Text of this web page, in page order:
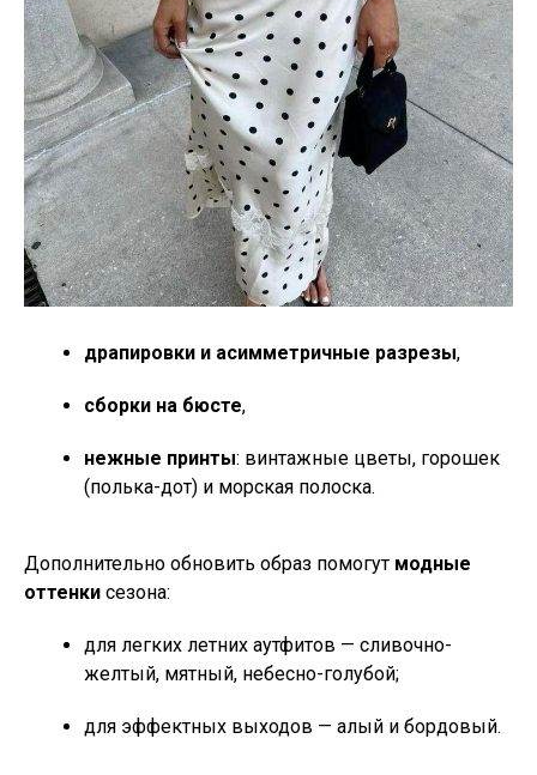
драпировки и асимметричные разрезы,
сборки на бюсте,
нежные принты: винтажные цветы, горошек
(полька-дот) и морская полоска.
Дополнительно обновить образ помогут модные
оттенки сезона:
для легких летних аутфитов — сливочно-
желтый, мятный, небесно-голубой;
для эффектных выходов — алый и бордовый.